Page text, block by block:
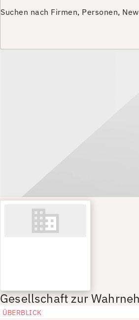
Suchen nach Firmen, Personen,
Gesellschaft zur
ÜBERBLICK